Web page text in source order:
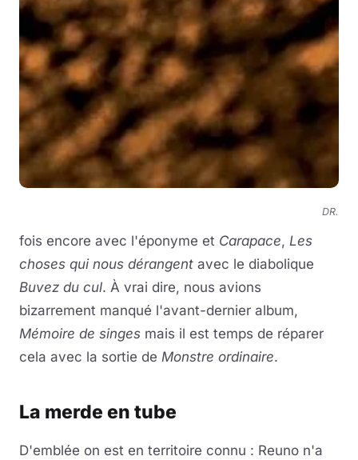
DR.
fois encore avec l'éponyme et Carapace, Les
choses qui nous dérangent avec le diabolique
Buvez du cul. À vrai dire, nous avions
bizarrement manqué l'avant-dernier album,
Mémoire de singes mais il est temps de réparer
cela avec la sortie de Monstre ordinaire.
La merde en tube
D'emblée on est en territoire connu : Reuno n'a